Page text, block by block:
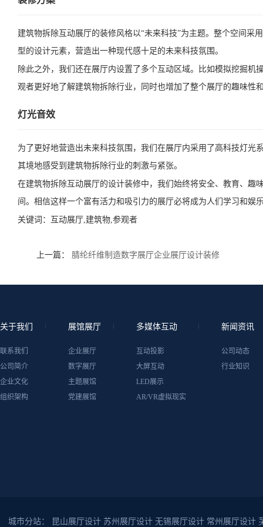
建筑物拆除互动展厅的装修风格以“未来科技”为主题。整个空间
型的设计元素，营造出一种现代感十足的未来科技氛围。
除此之外，我们还在展厅内设置了多个互动区域。比如模拟挖掘
观者更好地了解建筑物拆除行业，同时也增加了整个展厅的趣味性
灯光音效
为了更好地营造出未来科技氛围，我们在展厅内采用了高科技灯
其境地感受到建筑物拆除行业的刺激与紧张。
在建筑物拆除互动展厅的设计装修中，我们始终将安全、教育、趣
间。相信这样一个富有活力和吸引力的展厅必将成为人们学习和娱
关键词： 互动展厅,建筑物,参观者
上一篇： 腈纶纤维制造数字展厅企业展厅设计装修
关于我们
联系我们
公司简介
企业文化
组织架构
展馆展厅
企业展厅
数字展厅
主题展馆
党建展馆
多媒体互动
互动投影
大屏互动
LED展示
AR/VR虚拟现实
新闻资讯
公司动态
行业知识
城市分站： 昆山展厅设计 苏州展厅设计 无锡展厅设计 常州展厅设计